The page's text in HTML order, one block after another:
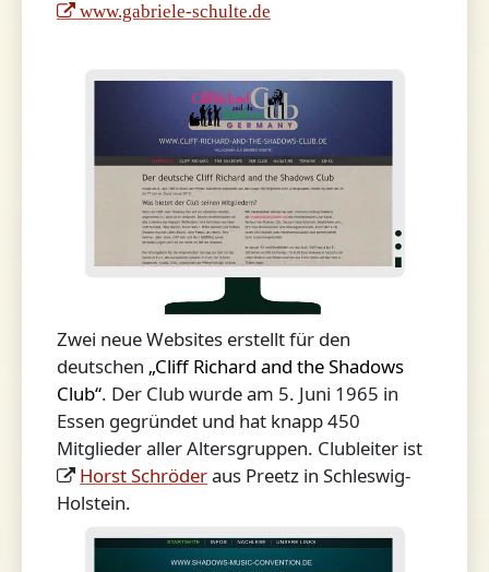
www.gabriele-schulte.de
Zwei neue Websites erstellt für den
deutschen „Cliff Richard and the Shadows
Club“. Der Club wurde am 5. Juni 1965 in
Essen gegründet und hat knapp 450
Mitglieder aller Altersgruppen. Clubleiter ist
Horst Schröderaus Preetz in Schleswig-
Holstein.